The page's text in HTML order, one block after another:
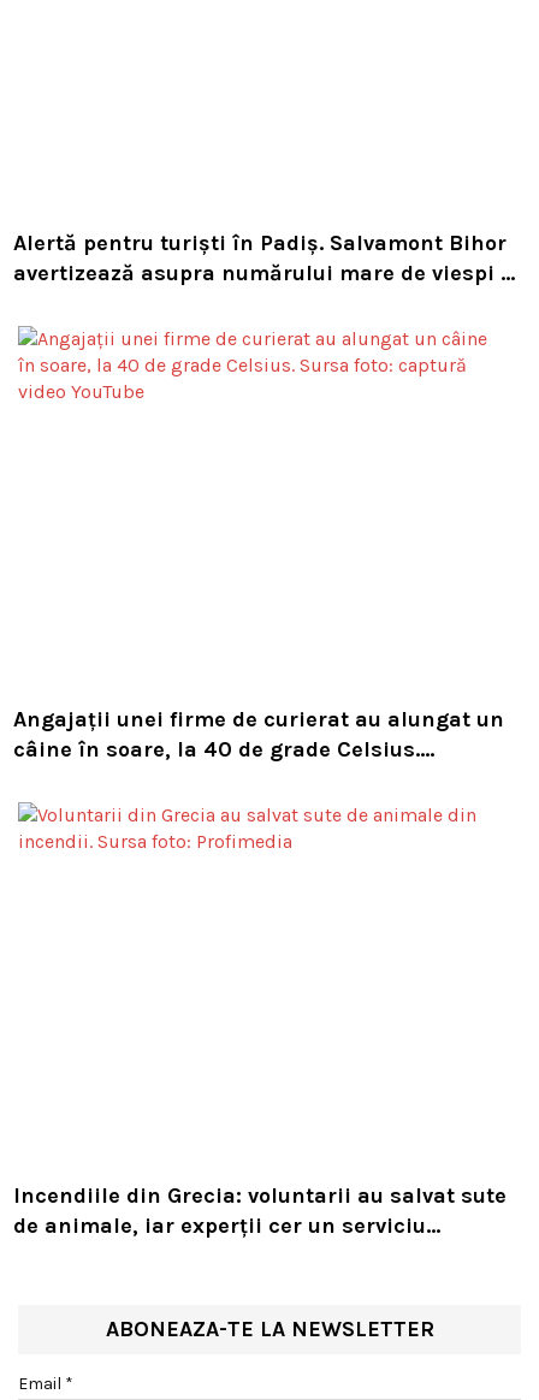
Alertă pentru turiști în Padiș. Salvamont Bihor
avertizează asupra numărului mare de viespi de
Angajații unei firme de curierat au alungat un
câine în soare, la 40 de grade Celsius.
Incendiile din Grecia: voluntarii au salvat sute
de animale, iar experții cer un serviciu
ABONEAZA-TE LA NEWSLETTER
Email *